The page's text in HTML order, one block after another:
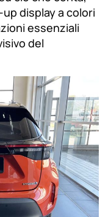
display a colori
essenziali
del